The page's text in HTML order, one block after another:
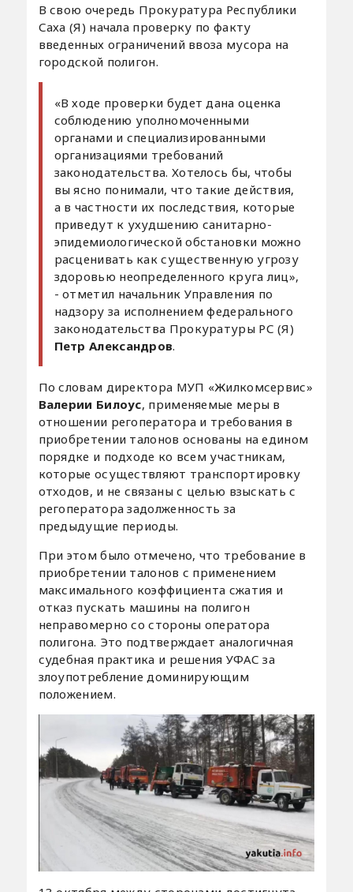
В свою очередь Прокуратура Республики
Саха (Я) начала проверку по факту
введенных ограничений ввоза мусора на
городской полигон.
«В ходе проверки будет дана оценка
соблюдению уполномоченными
органами и специализированными
организациями требований
законодательства. Хотелось бы, чтобы
вы ясно понимали, что такие действия,
а в частности их последствия, которые
приведут к ухудшению санитарно-
эпидемиологической обстановки можно
расценивать как существенную угрозу
здоровью неопределенного круга лиц»,
- отметил начальник Управления по
надзору за исполнением федерального
законодательства Прокуратуры РС (Я)
Петр Александров.
По словам директора МУП «Жилкомсервис»
Валерии Билоус, применяемые меры в
отношении регоператора и требования в
приобретении талонов основаны на едином
порядке и подходе ко всем участникам,
которые осуществляют транспортировку
отходов, и не связаны с целью взыскать с
регоператора задолженность за
предыдущие периоды.
При этом было отмечено, что требование в
приобретении талонов с применением
максимального коэффициента сжатия и
отказ пускать машины на полигон
неправомерно со стороны оператора
полигона. Это подтверждает аналогичная
судебная практика и решения УФАС за
злоупотребление доминирующим
положением.